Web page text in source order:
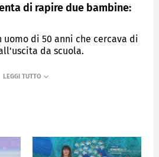
di rapire due bambine:
di 50 anni che cercava di
da scuola.
CINQUE